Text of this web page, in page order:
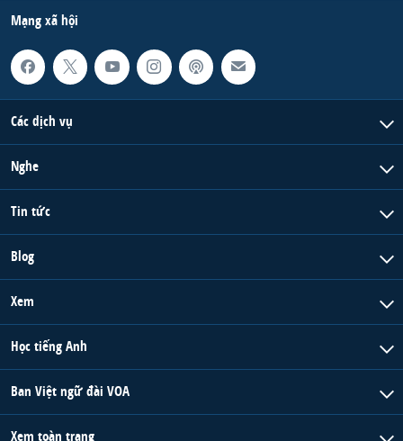
Mạng xã hội
Các dịch vụ
Nghe
Tin tức
Blog
Xem
Học tiếng Anh
Ban Việt ngữ đài VOA
Xem toàn trang